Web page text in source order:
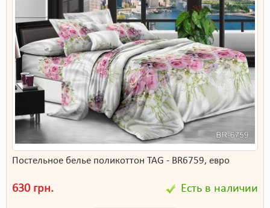
Постельное белье поликоттон TAG - BR6759, евро
630 грн. Есть в наличии